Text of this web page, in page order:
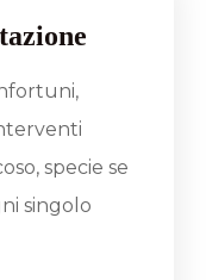
specie se
singolo